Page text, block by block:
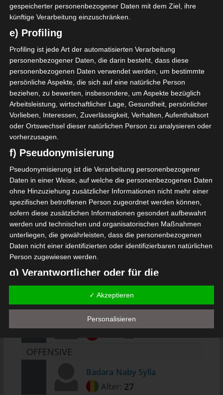
LETZTE BEGEGNUNGEN
KADER
Active Squad
TOR
DEFENSIVE
Oussema Bahri
Alter: 24
MITTELFELD
Ahmed Aouled Behi
Alter: -
Mohamed Hassine
Cherif Bodian
Alter: 27
Hamza Mansri
OFFENSIVE
Badara Naby Sylla
Alter: 27
gespeicherter personenbezogener Daten mit dem Ziel, ihre
künftige Verarbeitung einzuschränken.
e) Profiling
Profiling ist jede Art der automatisierten Verarbeitung
personenbezogener Daten, die darin besteht, dass diese
personenbezogenen Daten verwendet werden, um bestimmte
persönliche Aspekte, die sich auf eine natürliche Person
beziehen, zu bewerten, insbesondere, um Aspekte bezüglich
Arbeitsleistung, wirtschaftlicher Lage, Gesundheit, persönlicher
Vorlieben, Interessen, Zuverlässigkeit, Verhalten, Aufenthaltsort
oder Ortswechsel dieser natürlichen Person zu analysieren oder
vorherzusagen.
f) Pseudonymisierung
Pseudonymisierung ist die Verarbeitung personenbezogener
Daten in einer Weise, auf welche die personenbezogenen Daten
ohne Hinzuziehung zusätzlicher Informationen nicht mehr einer
spezifischen betroffenen Person zugeordnet werden können,
sofern diese zusätzlichen Informationen gesondert aufbewahrt
werden und technischen und organisatorischen Maßnahmen
unterliegen, die gewährleisten, dass die personenbezogenen
Daten nicht einer identifizierten oder identifizierbaren natürlichen
Person zugewiesen werden.
g) Verantwortlicher oder für die
Verarbeitung Verantwortlicher
Verantwortlicher oder für die Verarbeitung Verantwortlicher ist
die natürliche oder juristische Person, Behörde, Einrichtung oder
andere Stelle, die allein oder gemeinsam mit anderen über die
Daten entscheidet. Sind die Zwecke und Mittel dieser
Verarbeitung durch das Unionsrecht oder das Recht der
beziehungsweise können die bestimmten Kriterien seiner
Benennung nach dem Unionsrecht oder dem Recht der
✓ Akzeptieren
Personalisieren